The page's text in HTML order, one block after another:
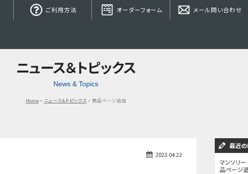
ご利用方法 オーダーフォーム メール問い合わせ
ニュース＆トピックス
News & Topics
Home ニュース＆トピックス 商品ページ追加
2023.04.22
最近
マンソリー
品ページ